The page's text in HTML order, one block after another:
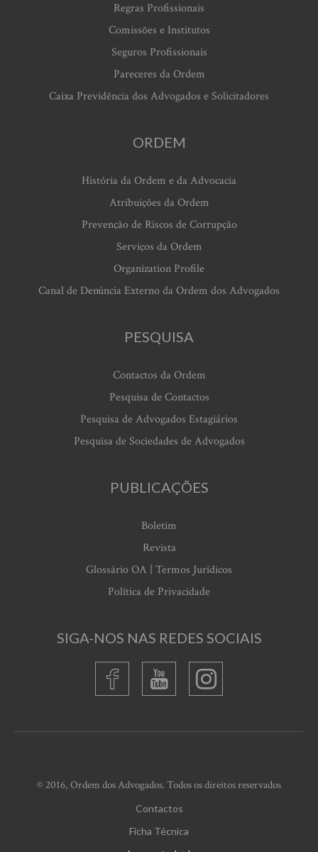
Regras Profissionais
Comissões e Institutos
Seguros Profissionais
Pareceres da Ordem
Caixa Previdência dos Advogados e Solicitadores
ORDEM
História da Ordem e da Advocacia
Atribuições da Ordem
Prevenção de Riscos de Corrupção
Serviços da Ordem
Organization Profile
Canal de Denúncia Externo da Ordem dos Advogados
PESQUISA
Contactos da Ordem
Pesquisa de Contactos
Pesquisa de Advogados Estagiários
Pesquisa de Sociedades de Advogados
PUBLICAÇÕES
Boletim
Revista
Glossário OA | Termos Jurídicos
Política de Privacidade
SIGA-NOS NAS REDES SOCIAIS
© 2016, Ordem dos Advogados. Todos os direitos reservados
Contactos
Ficha Técnica